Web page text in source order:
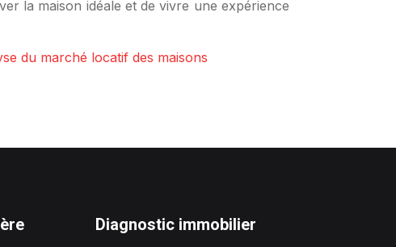
la maison idéale et de vivre une expérience
du marché locatif des maisons
Diagnostic immobilier